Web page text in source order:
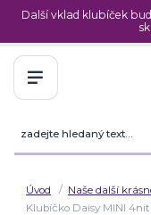
Další vklad klubíček
Úvod Naše další
Klubíčko Daisy MINI